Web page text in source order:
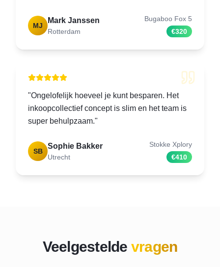
MJ
Mark Janssen
Rotterdam
Bugaboo Fox 5
€320
"Ongelofelijk hoeveel je kunt besparen. Het
inkoopcollectief concept is slim en het team is
super behulpzaam."
SB
Sophie Bakker
Utrecht
Stokke Xplory
€410
Veelgestelde vragen